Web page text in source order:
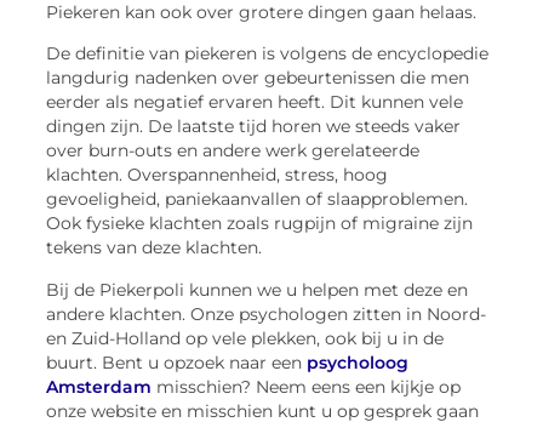
Piekeren kan ook over grotere dingen gaan helaas.
De definitie van piekeren is volgens de encyclopedie
langdurig nadenken over gebeurtenissen die men
eerder als negatief ervaren heeft. Dit kunnen vele
dingen zijn. De laatste tijd horen we steeds vaker
over burn-outs en andere werk gerelateerde
klachten. Overspannenheid, stress, hoog
gevoeligheid, paniekaanvallen of slaapproblemen.
Ook fysieke klachten zoals rugpijn of migraine zijn
tekens van deze klachten.
Bij de Piekerpoli kunnen we u helpen met deze en
andere klachten. Onze psychologen zitten in Noord-
en Zuid-Holland op vele plekken, ook bij u in de
buurt. Bent u opzoek naar een psycholoog
Amsterdam misschien? Neem eens een kijkje op
onze website en misschien kunt u op gesprek gaan